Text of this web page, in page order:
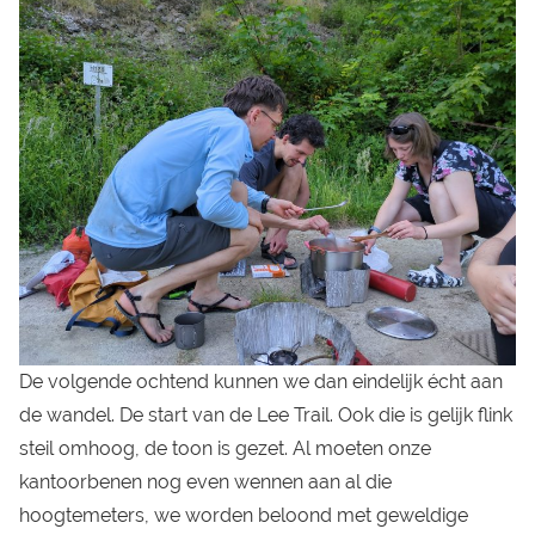
De volgende ochtend kunnen we dan eindelijk écht aan
de wandel. De start van de Lee Trail. Ook die is gelijk flink
steil omhoog, de toon is gezet. Al moeten onze
kantoorbenen nog even wennen aan al die
hoogtemeters, we worden beloond met geweldige